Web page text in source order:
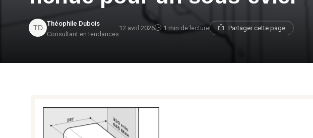
Théophile Dubois
Consultant en tendances
12 avril 2026 1 min de lecture Partager cette page